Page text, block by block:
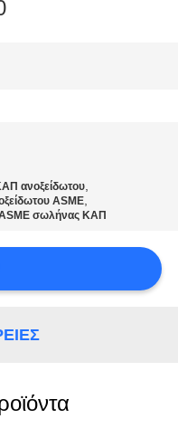
ανοξείδωτου,
ASME,
σωλήνας ΚΑΠ